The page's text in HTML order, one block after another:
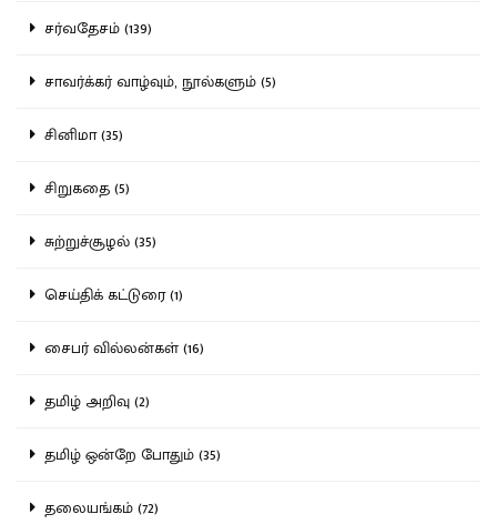
சர்வதேசம் (139)
சாவர்க்கர் வாழ்வும், நூல்களும் (5)
சினிமா (35)
சிறுகதை (5)
சுற்றுச்சூழல் (35)
செய்திக் கட்டுரை (1)
சைபர் வில்லன்கள் (16)
தமிழ் அறிவு (2)
தமிழ் ஒன்றே போதும் (35)
தலையங்கம் (72)